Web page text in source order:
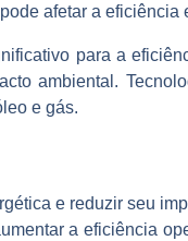
afetar a eficiência
para a
ambiental.
e gás.
e reduzir seu
a eficiência